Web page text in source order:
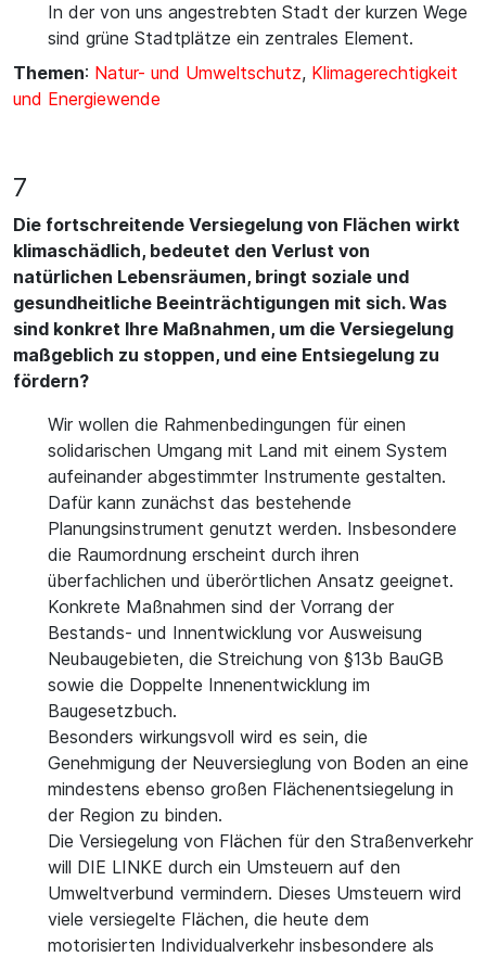
In der von uns angestrebten Stadt der kurzen Wege
sind grüne Stadtplätze ein zentrales Element.
Themen: Natur- und Umweltschutz, Klimagerechtigkeit
und Energiewende
7
Die fortschreitende Versiegelung von Flächen wirkt
klimaschädlich, bedeutet den Verlust von
natürlichen Lebensräumen, bringt soziale und
gesundheitliche Beeinträchtigungen mit sich. Was
sind konkret Ihre Maßnahmen, um die Versiegelung
maßgeblich zu stoppen, und eine Entsiegelung zu
fördern?
Wir wollen die Rahmenbedingungen für einen
solidarischen Umgang mit Land mit einem System
aufeinander abgestimmter Instrumente gestalten.
Dafür kann zunächst das bestehende
Planungsinstrument genutzt werden. Insbesondere
die Raumordnung erscheint durch ihren
überfachlichen und überörtlichen Ansatz geeignet.
Konkrete Maßnahmen sind der Vorrang der
Bestands- und Innentwicklung vor Ausweisung
Neubaugebieten, die Streichung von §13b BauGB
sowie die Doppelte Innenentwicklung im
Baugesetzbuch.
Besonders wirkungsvoll wird es sein, die
Genehmigung der Neuversieglung von Boden an eine
mindestens ebenso großen Flächenentsiegelung in
der Region zu binden.
Die Versiegelung von Flächen für den Straßenverkehr
will DIE LINKE durch ein Umsteuern auf den
Umweltverbund vermindern. Dieses Umsteuern wird
viele versiegelte Flächen, die heute dem
motorisierten Individualverkehr insbesondere als